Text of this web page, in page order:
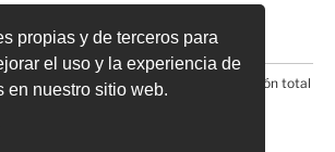
propias y de terceros para
el uso y la experiencia de
en nuestro sitio web.
reservados. Prohibida la reproducción total
cualquier medio electrónico*